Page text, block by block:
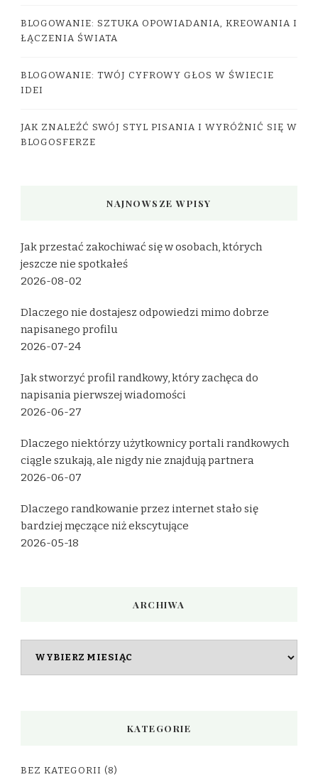
BLOGOWANIE: SZTUKA OPOWIADANIA, KREOWANIA I
ŁĄCZENIA ŚWIATA
BLOGOWANIE: TWÓJ CYFROWY GŁOS W ŚWIECIE
IDEI
JAK ZNALEŹĆ SWÓJ STYL PISANIA I WYRÓŻNIĆ SIĘ W
BLOGOSFERZE
NAJNOWSZE WPISY
Jak przestać zakochiwać się w osobach, których
jeszcze nie spotkałeś
2026-08-02
Dlaczego nie dostajesz odpowiedzi mimo dobrze
napisanego profilu
2026-07-24
Jak stworzyć profil randkowy, który zachęca do
napisania pierwszej wiadomości
2026-06-27
Dlaczego niektórzy użytkownicy portali randkowych
ciągle szukają, ale nigdy nie znajdują partnera
2026-06-07
Dlaczego randkowanie przez internet stało się
bardziej męczące niż ekscytujące
2026-05-18
ARCHIWA
KATEGORIE
BEZ KATEGORII (8)